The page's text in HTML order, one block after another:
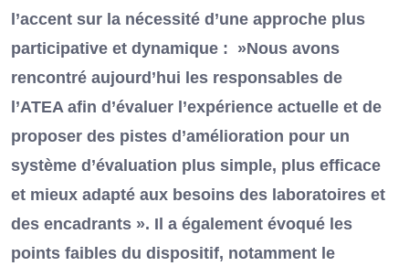
l’accent sur la nécessité d’une approche plus
participative et dynamique : »Nous avons
rencontré aujourd’hui les responsables de
l’ATEA afin d’évaluer l’expérience actuelle et de
proposer des pistes d’amélioration pour un
système d’évaluation plus simple, plus efficace
et mieux adapté aux besoins des laboratoires et
des encadrants ». Il a également évoqué les
points faibles du dispositif, notamment le